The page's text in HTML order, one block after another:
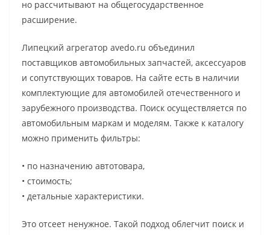
но рассчитывают на общегосударственное
расширение.
Липецкий агрегатор avedo.ru объединил
поставщиков автомобильных запчастей, аксессуаров
и сопутствующих товаров. На сайте есть в наличии
комплектующие для автомобилей отечественного и
зарубежного производства. Поиск осуществляется по
автомобильным маркам и моделям. Также к каталогу
можно применить фильтры:
• по назначению автотовара,
• стоимость;
• детальные характеристики.
Это отсеет ненужное. Такой подход облегчит поиск и